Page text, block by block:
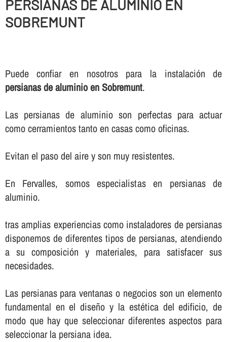
PERSIANAS DE ALUMINIO EN
SOBREMUNT
Puede confiar en nosotros para la instalación de
persianas de aluminio en Sobremunt.
Las persianas de aluminio son perfectas para actuar
como cerramientos tanto en casas como oficinas.
Evitan el paso del aire y son muy resistentes.
En Fervalles, somos especialistas en persianas de
aluminio.
tras amplias experiencias como instaladores de persianas
disponemos de diferentes tipos de persianas, atendiendo
a su composición y materiales, para satisfacer sus
necesidades.
Las persianas para ventanas o negocios son un elemento
fundamental en el diseño y la estética del edificio, de
modo que hay que seleccionar diferentes aspectos para
seleccionar la persiana idea.